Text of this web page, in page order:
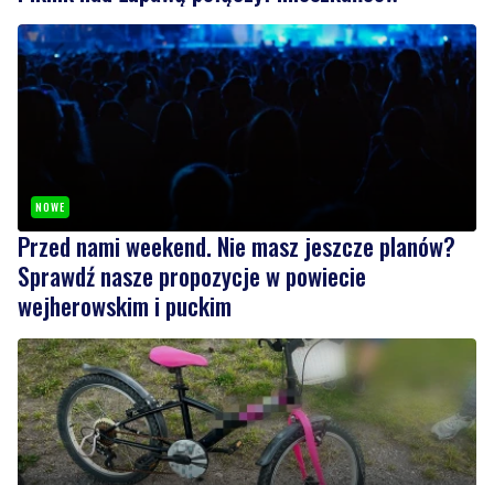
NOWE
Przed nami weekend. Nie masz jeszcze planów?
Sprawdź nasze propozycje w powiecie
wejherowskim i puckim
10